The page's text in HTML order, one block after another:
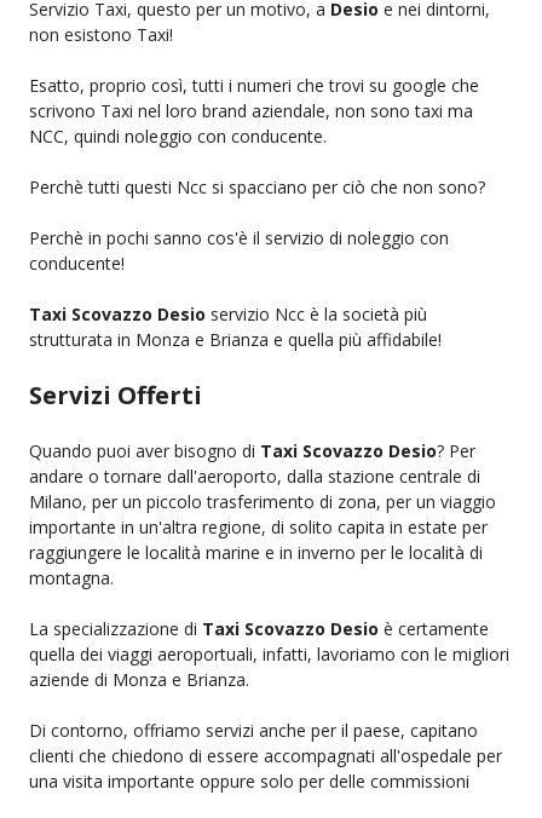
Servizio Taxi, questo per un motivo, a Desio e nei dintorni,
non esistono Taxi!
Esatto, proprio così, tutti i numeri che trovi su google che
scrivono Taxi nel loro brand aziendale, non sono taxi ma
NCC, quindi noleggio con conducente.
Perchè tutti questi Ncc si spacciano per ciò che non sono?
Perchè in pochi sanno cos'è il servizio di noleggio con
conducente!
Taxi Scovazzo Desio servizio Ncc è la società più
strutturata in Monza e Brianza e quella più affidabile!
Servizi Offerti
Quando puoi aver bisogno di Taxi Scovazzo Desio? Per
andare o tornare dall'aeroporto, dalla stazione centrale di
Milano, per un piccolo trasferimento di zona, per un viaggio
importante in un'altra regione, di solito capita in estate per
raggiungere le località marine e in inverno per le località di
montagna.
La specializzazione di Taxi Scovazzo Desio è certamente
quella dei viaggi aeroportuali, infatti, lavoriamo con le migliori
aziende di Monza e Brianza.
Di contorno, offriamo servizi anche per il paese, capitano
clienti che chiedono di essere accompagnati all'ospedale per
una visita importante oppure solo per delle commissioni